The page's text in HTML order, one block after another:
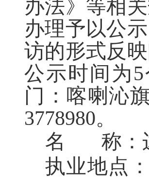
办法》等相
办理予以公
访的形式反
公示时间为
门：喀喇沁
3778980。
名 称：
执业地点